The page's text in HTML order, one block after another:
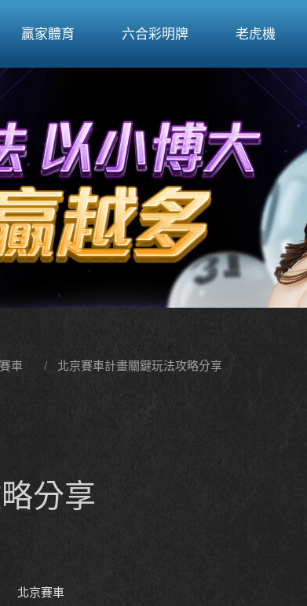
贏家體育 六合彩明牌 老虎機
車 北京賽車計畫關鍵玩法攻略分享
分享
北京賽車